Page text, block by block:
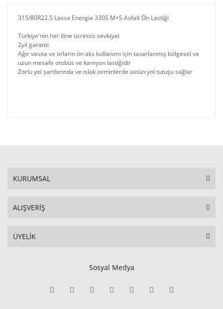
315/80R22.5 Lassa Energia 330S M+S Asfalt Ön Lastiği
Türkiye'nin her iline ücretsiz sevkiyat
2yıl garanti
Ağır vasıta ve tırların ön aks kullanımı için tasarlanmış bölgesel ve
uzun mesafe otobüs ve kamyon lastiğidir
Zorlu yol şartlarında ve ıslak zeminlerde üstün yol tutuşu sağlar
KURUMSAL
ALIŞVERİŞ
ÜYELİK
Sosyal Medya